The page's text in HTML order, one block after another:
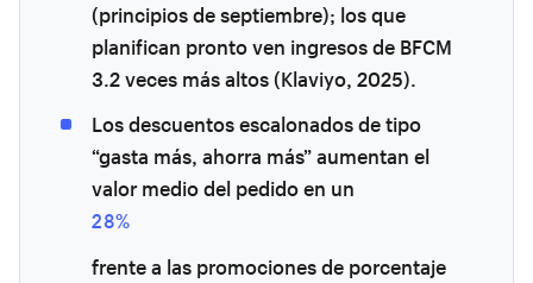
(principios de septiembre); los que
planifican pronto ven ingresos de BFCM
3.2 veces más altos (Klaviyo, 2025).
Los descuentos escalonados de tipo
“gasta más, ahorra más” aumentan el
valor medio del pedido en un
28%
frente a las promociones de porcentaje